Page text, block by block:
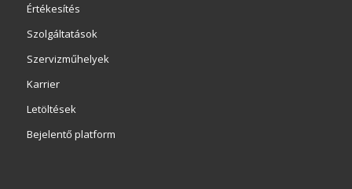
Értékesítés
Szolgáltatások
Szervizműhelyek
Karrier
Letöltések
Bejelentő platform